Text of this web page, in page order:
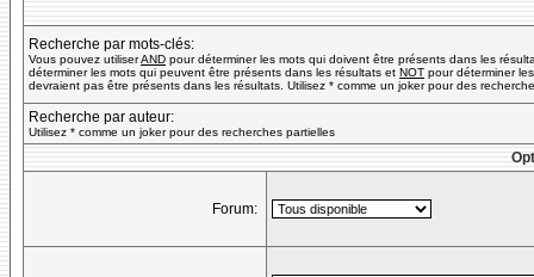
Recherche par mots-clés:
Vous pouvez utiliserAND pour déterminer les mots qui doivent être présents dans les
déterminer les mots qui peuvent être présents dans les résultats et NOT pour déterminer
devraient pas être présents dans les résultats. Utilisez * comme un joker pour des
Recherche par auteur:
Utilisez * comme un joker pour des recherches partielles
Forum: